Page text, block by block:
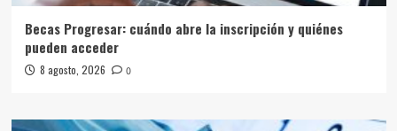
Becas Progresar: cuándo abre la inscripción y quiénes
pueden acceder
8 agosto, 2026 0